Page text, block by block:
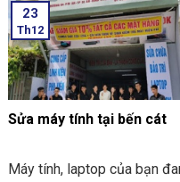
23
Th12
Sửa máy tính tại bến cát
Máy tính, laptop của bạn